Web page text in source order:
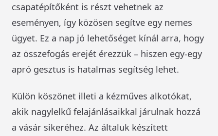
csapatépítőként is részt vehetnek az
eseményen, így közösen segítve egy nemes
ügyet. Ez a nap jó lehetőséget kínál arra, hogy
az összefogás erejét érezzük – hiszen egy-egy
apró gesztus is hatalmas segítség lehet.
Külön köszönet illeti a kézműves alkotókat,
akik nagylelkű felajánlásaikkal járulnak hozzá
a vásár sikeréhez. Az általuk készített